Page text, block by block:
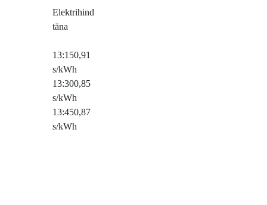
Elektrihind
täna
13:150,91
s/kWh
13:300,85
s/kWh
13:450,87
s/kWh